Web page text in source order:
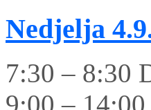
Nedjelja
7:30 – 8:30